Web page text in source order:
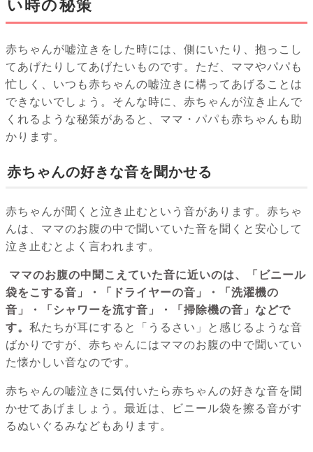
い時の秘策
赤ちゃんが嘘泣きをした時には、側にいたり、抱っこし
てあげたりしてあげたいものです。ただ、ママやパパも
忙しく、いつも赤ちゃんの嘘泣きに構ってあげることは
できないでしょう。そんな時に、赤ちゃんが泣き止んで
くれるような秘策があると、ママ・パパも赤ちゃんも助
かります。
赤ちゃんの好きな音を聞かせる
赤ちゃんが聞くと泣き止むという音があります。赤ちゃ
んは、ママのお腹の中で聞いていた音を聞くと安心して
泣き止むとよく言われます。
ママのお腹の中聞こえていた音に近いのは、「ビニール
袋をこする音」・「ドライヤーの音」・「洗濯機の
音」・「シャワーを流す音」・「掃除機の音」などで
す。 私たちが耳にすると「うるさい」と感じるような音
ばかりですが、赤ちゃんにはママのお腹の中で聞いてい
た懐かしい音なのです。
赤ちゃんの嘘泣きに気付いたら赤ちゃんの好きな音を聞
かせてあげましょう。最近は、ビニール袋を擦る音がす
るぬいぐるみなどもあります。